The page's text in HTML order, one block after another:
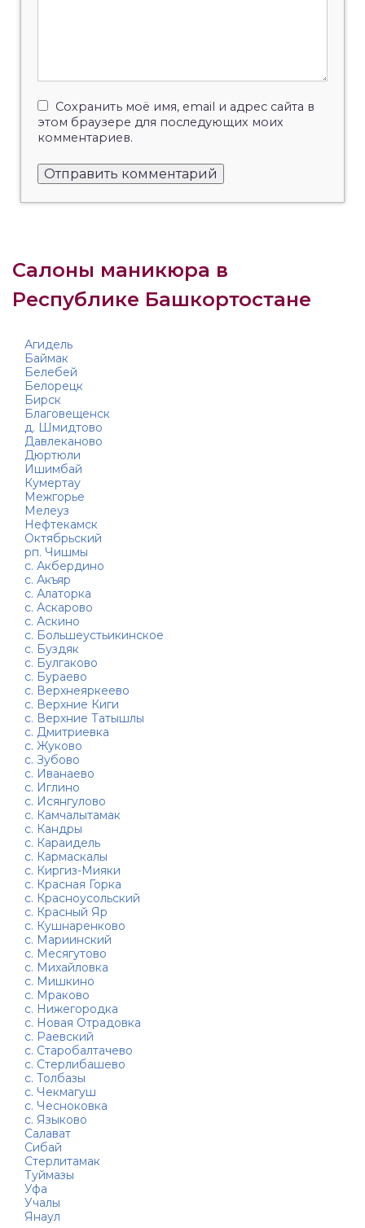
Сохранить моё имя, email и адрес сайта в
этом браузере для последующих моих
комментариев.
Салоны маникюра в
Республике Башкортостане
Агидель
Баймак
Белебей
Белорецк
Бирск
Благовещенск
д. Шмидтово
Давлеканово
Дюртюли
Ишимбай
Кумертау
Межгорье
Мелеуз
Нефтекамск
Октябрьский
рп. Чишмы
с. Акбердино
с. Акъяр
с. Алаторка
с. Аскарово
с. Аскино
с. Большеустьикинское
с. Буздяк
с. Булгаково
с. Бураево
с. Верхнеяркеево
с. Верхние Киги
с. Верхние Татышлы
с. Дмитриевка
с. Жуково
с. Зубово
с. Иванаево
с. Иглино
с. Исянгулово
с. Камчалытамак
с. Кандры
с. Караидель
с. Кармаскалы
с. Киргиз-Мияки
с. Красная Горка
с. Красноусольский
с. Красный Яр
с. Кушнаренково
с. Мариинский
с. Месягутово
с. Михайловка
с. Мишкино
с. Мраково
с. Нижегородка
с. Новая Отрадовка
с. Раевский
с. Старобалтачево
с. Стерлибашево
с. Толбазы
с. Чекмагуш
с. Чесноковка
с. Языково
Салават
Сибай
Стерлитамак
Туймазы
Уфа
Учалы
Янаул